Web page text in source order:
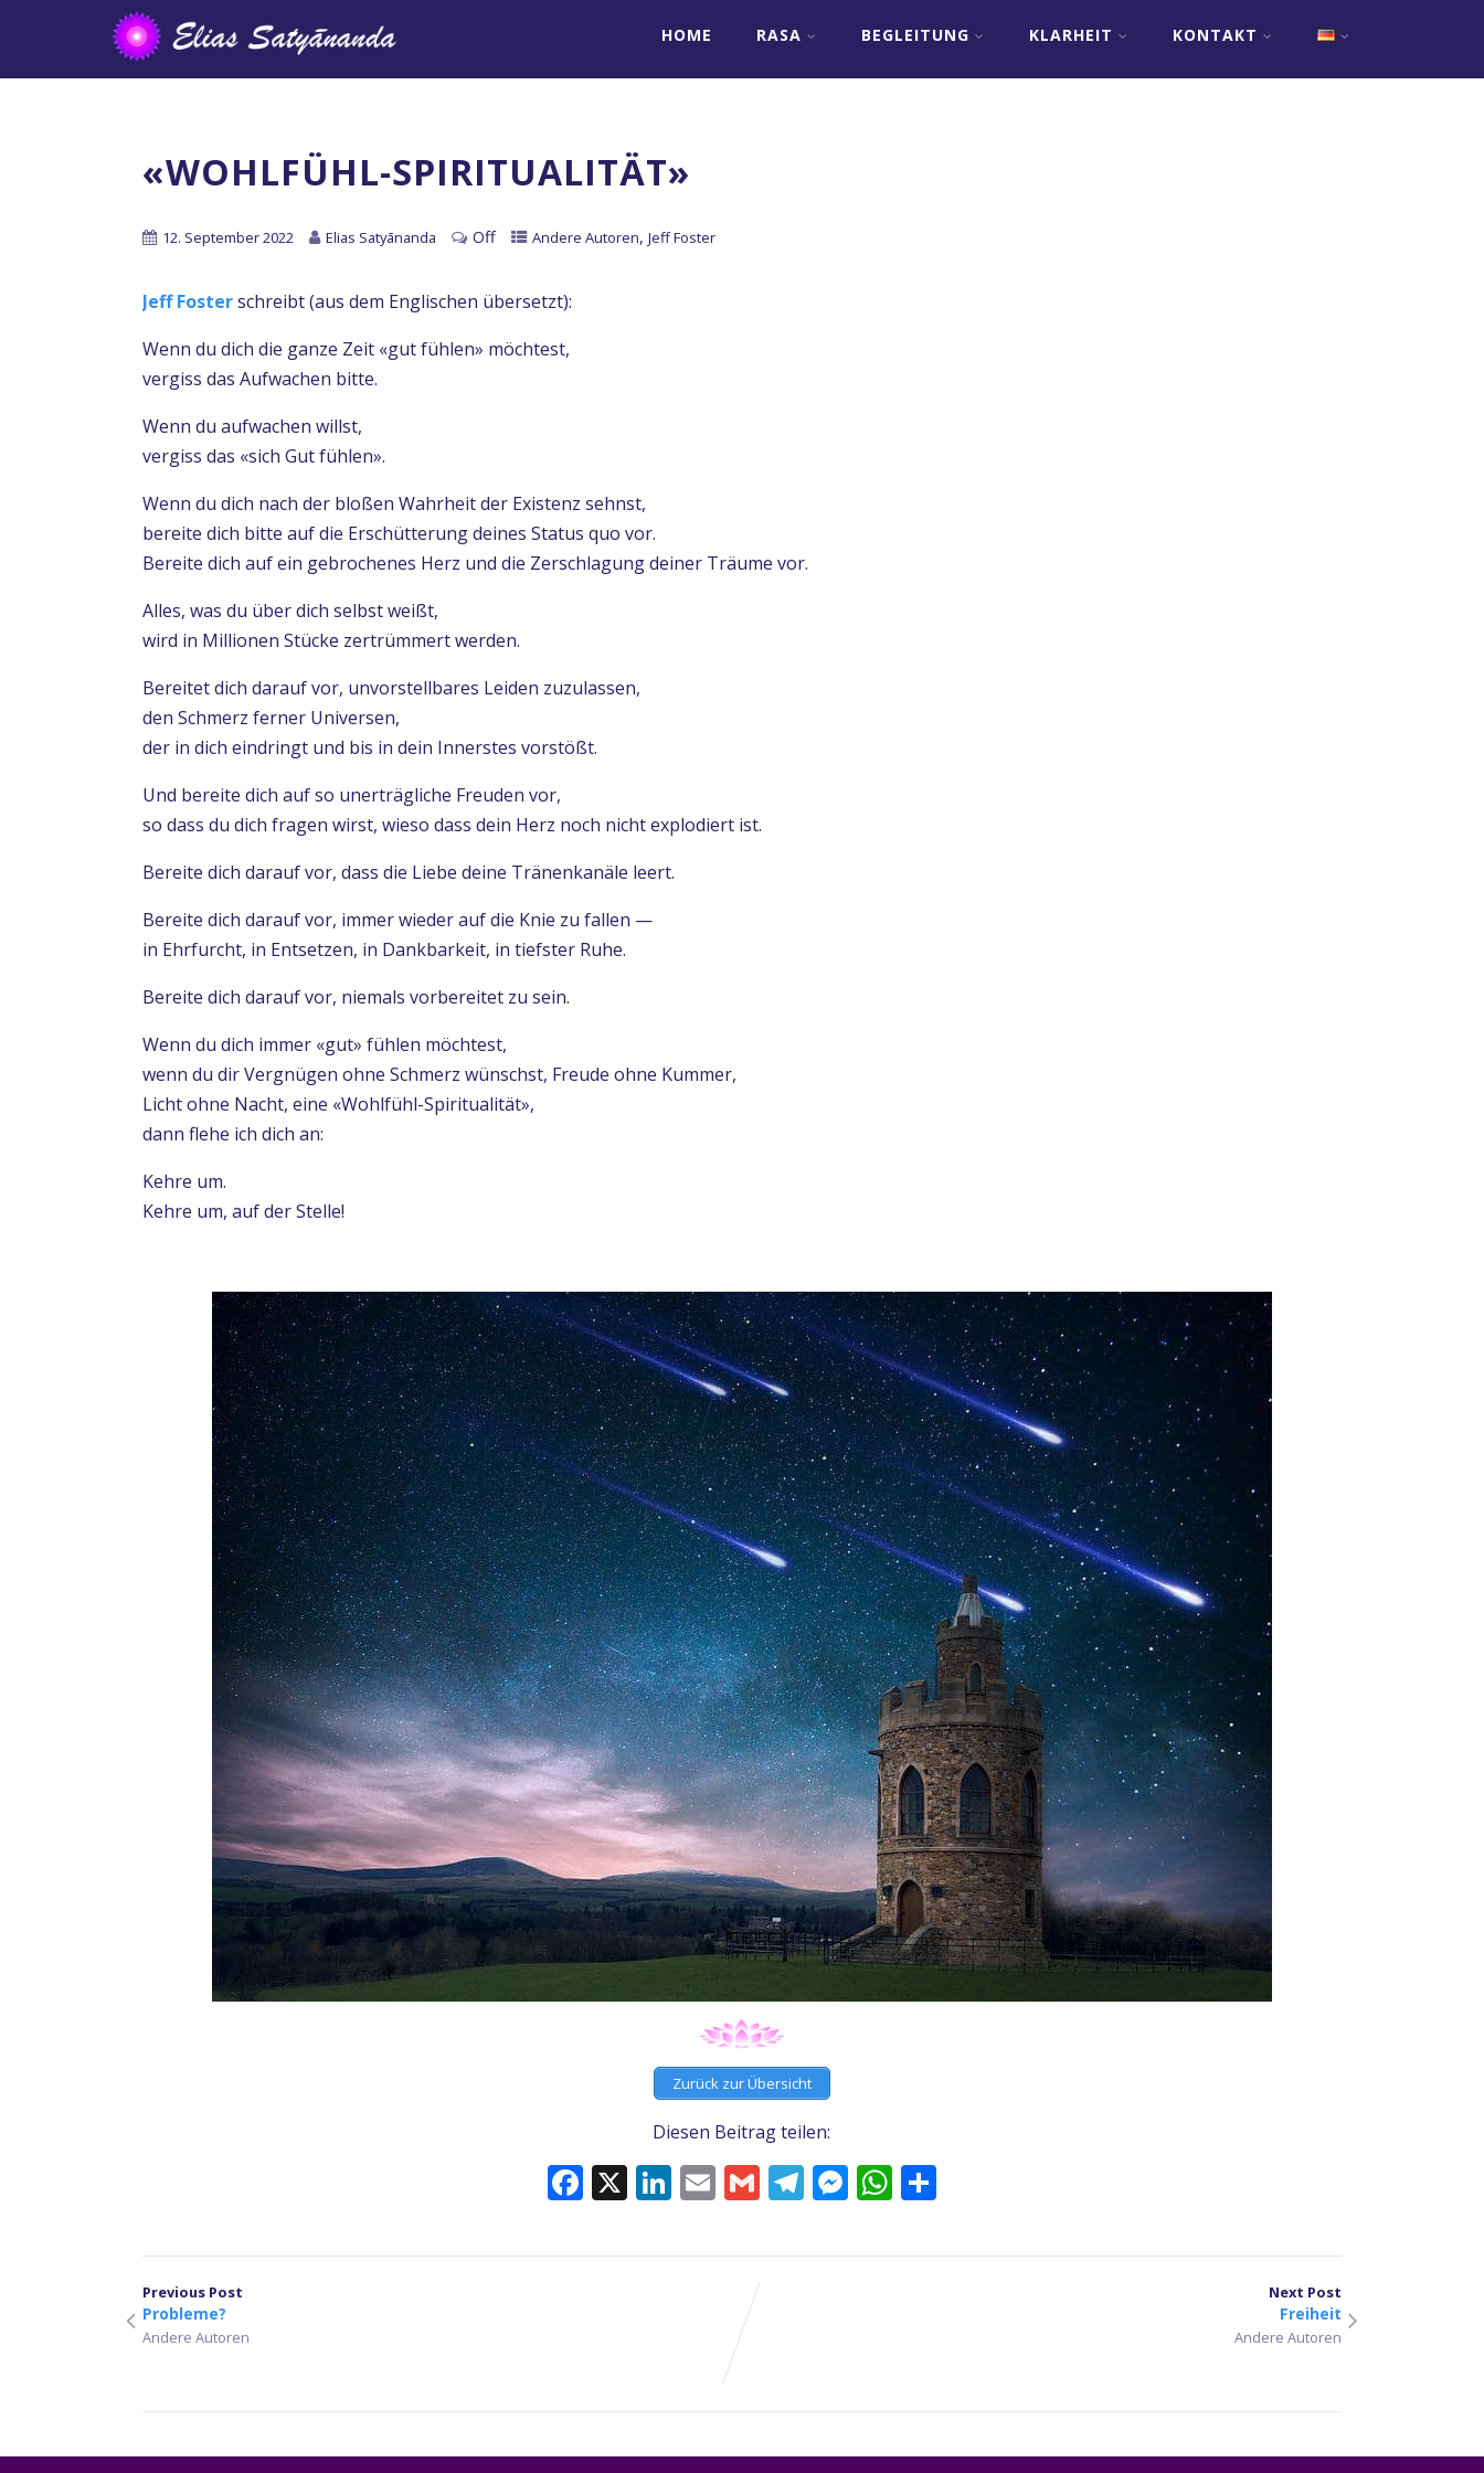
HOME RASA BEGLEITUNG KLARHEIT KONTAKT
«WOHLFÜHL-SPIRITUALITÄT»
12. September 2022 Elias Satyānanda Off Andere Autoren,Jeff Foster
Jeff Fosterschreibt (aus dem Englischen übersetzt):
Wenn du dich die ganze Zeit «gut fühlen» möchtest,
vergiss das Aufwachen bitte.
Wenn du aufwachen willst,
vergiss das «sich Gut fühlen».
Wenn du dich nach der bloßen Wahrheit der Existenz sehnst,
bereite dich bitte auf die Erschütterung deines Status quo vor.
Bereite dich auf ein gebrochenes Herz und die Zerschlagung deiner Träume vor.
Alles, was du über dich selbst weißt,
wird in Millionen Stücke zertrümmert werden.
Bereitet dich darauf vor, unvorstellbares Leiden zuzulassen,
den Schmerz ferner Universen,
der in dich eindringt und bis in dein Innerstes vorstößt.
Und bereite dich auf so unerträgliche Freuden vor,
so dass du dich fragen wirst, wieso dass dein Herz noch nicht explodiert ist.
Bereite dich darauf vor, dass die Liebe deine Tränenkanäle leert.
Bereite dich darauf vor, immer wieder auf die Knie zu fallen —
in Ehrfurcht, in Entsetzen, in Dankbarkeit, in tiefster Ruhe.
Bereite dich darauf vor, niemals vorbereitet zu sein.
Wenn du dich immer «gut» fühlen möchtest,
wenn du dir Vergnügen ohne Schmerz wünschst, Freude ohne Kummer,
Licht ohne Nacht, eine «Wohlfühl-Spiritualität»,
dann flehe ich dich an:
Kehre um.
Kehre um, auf der Stelle!
Zurück zur Übersicht
Diesen Beitrag teilen:
Facebook
X LinkedIn
EmailGmailTelegram
Messenger
WhatsApp
Teilen
Previous Post
Probleme?
Andere Autoren
Next Post
Freiheit
Andere Autoren